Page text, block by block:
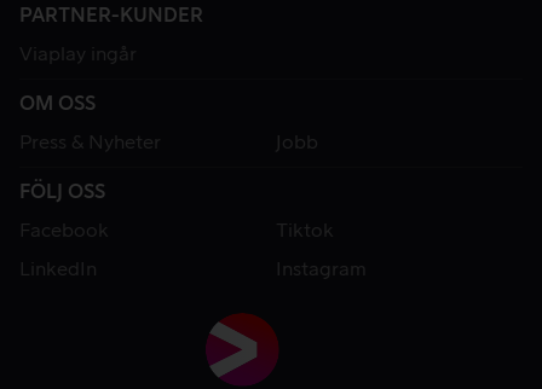
PARTNER-KUNDER
Viaplay ingår
OM OSS
Press & Nyheter
Jobb
FÖLJ OSS
Facebook
Tiktok
LinkedIn
Instagram